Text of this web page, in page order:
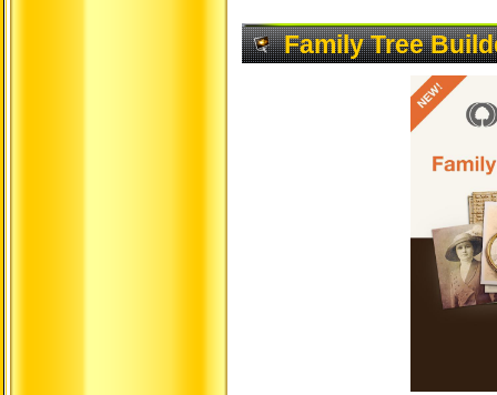
Family Tree